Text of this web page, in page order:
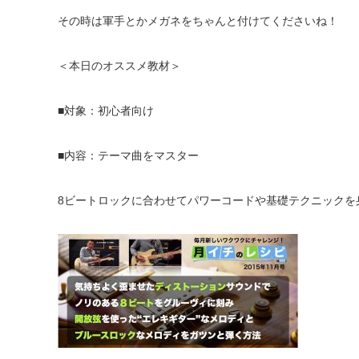
その時は軍手とかメガネをちゃんと付けてくださいね！
＜本日のオススメ教材＞
■対象：初心者向け
■内容：テーマ曲をマスター
8ビートロックに合わせてパワーコードや基礎テクニック